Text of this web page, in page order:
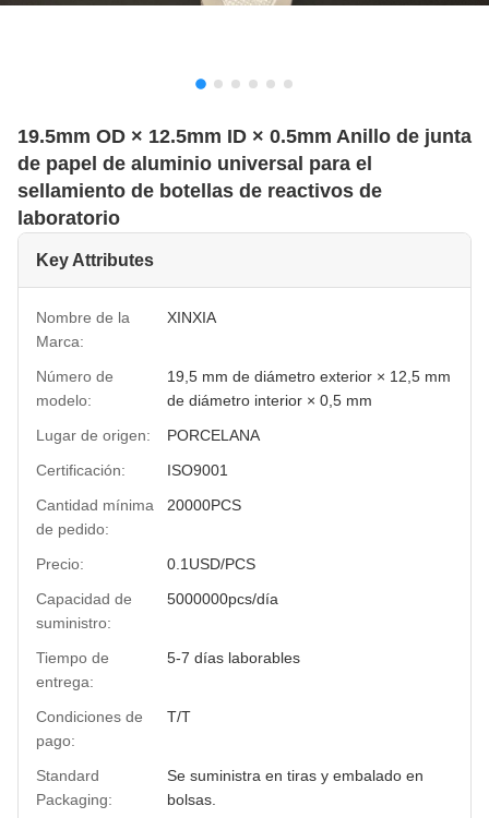
19.5mm OD × 12.5mm ID × 0.5mm Anillo de junta
de papel de aluminio universal para el
sellamiento de botellas de reactivos de
laboratorio
Key Attributes
Nombre de la
Marca:
XINXIA
Número de
modelo:
19,5 mm de diámetro exterior × 12,5 mm
de diámetro interior × 0,5 mm
Lugar de origen:
PORCELANA
Certificación:
ISO9001
Cantidad mínima
de pedido:
20000PCS
Precio:
0.1USD/PCS
Capacidad de
suministro:
5000000pcs/día
Tiempo de
entrega:
5-7 días laborables
Condiciones de
pago:
T/T
Standard
Packaging:
Se suministra en tiras y embalado en
bolsas.